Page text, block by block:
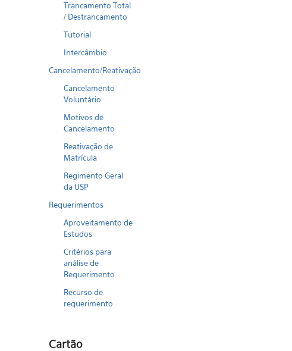
Trancamento Total
/ Destrancamento
Tutorial
Intercâmbio
Cancelamento/Reativação
Cancelamento
Voluntário
Motivos de
Cancelamento
Reativação de
Matrícula
Regimento Geral
da USP
Requerimentos
Aproveitamento de
Estudos
Critérios para
análise de
Requerimento
Recurso de
requerimento
Cartão